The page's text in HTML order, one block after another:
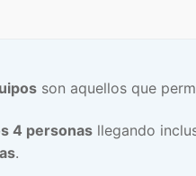
son aquellos que
4 personas llegando
.